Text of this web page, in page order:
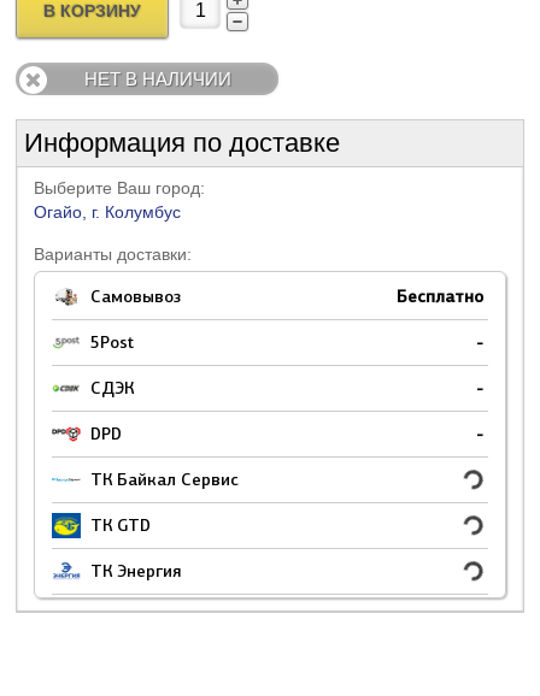
В КОРЗИНУ
НЕТ В НАЛИЧИИ
Информация по доставке
Выберите Ваш город:
Огайо, г. Колумбус
Варианты доставки:
Самовывоз Бесплатно
5Post -
СДЭК -
DPD -
ТК Байкал Сервис
ТК GTD
ТК Энергия